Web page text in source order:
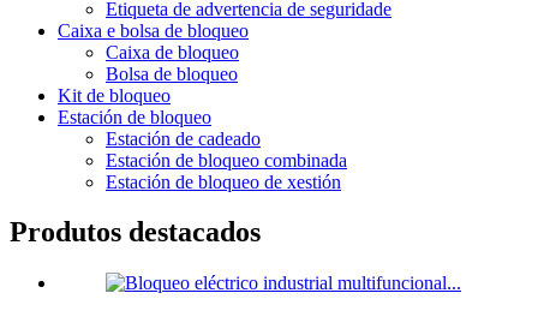
Etiqueta de advertencia de seguridade
Caixa e bolsa de bloqueo
Caixa de bloqueo
Bolsa de bloqueo
Kit de bloqueo
Estación de bloqueo
Estación de cadeado
Estación de bloqueo combinada
Estación de bloqueo de xestión
Produtos destacados